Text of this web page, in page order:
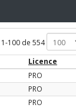
1-100 de 554
Licence
PRO
PRO
PRO